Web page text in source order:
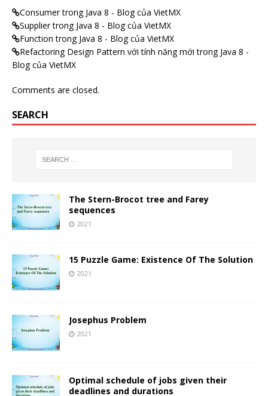
Consumer trong Java 8 - Blog của VietMX
Supplier trong Java 8 - Blog của VietMX
Function trong Java 8 - Blog của VietMX
Refactoring Design Pattern với tính năng mới trong Java 8 -
Blog của VietMX
Comments are closed.
SEARCH
The Stern-Brocot tree and Farey
sequences
2021
15 Puzzle Game: Existence Of The Solution
2021
Josephus Problem
2021
Optimal schedule of jobs given their
deadlines and durations